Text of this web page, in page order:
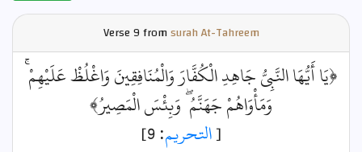
Verse9 fromsurah At-Tahreem
﴿يَا أَيُّهَا النَّبِيُّ جَاهِدِ الْكُفَّارَ وَالْمُنَافِقِينَ وَاغْلُظْ عَلَيْهِمْ ۚ
وَمَأْوَاهُمْ جَهَنَّمُ ۖ وَبِئْسَ الْمَصِيرُ﴾
[التحريم: 9]